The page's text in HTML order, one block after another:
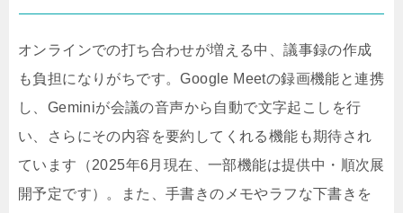
オンラインでの打ち合わせが増える中、議事録の作成
も負担になりがちです。Google Meetの録画機能と連携
し、Geminiが会議の音声から自動で文字起こしを行
い、さらにその内容を要約してくれる機能も期待され
ています（2025年6月現在、一部機能は提供中・順次展
開予定です）。また、手書きのメモやラフな下書きを